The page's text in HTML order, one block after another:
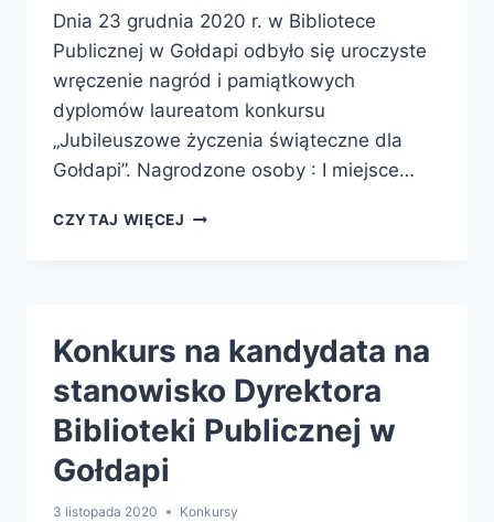
Dnia 23 grudnia 2020 r. w Bibliotece
Publicznej w Gołdapi odbyło się uroczyste
wręczenie nagród i pamiątkowych
dyplomów laureatom konkursu
„Jubileuszowe życzenia świąteczne dla
Gołdapi”. Nagrodzone osoby : I miejsce…
CZYTAJ WIĘCEJ WRĘCZENIE
ŚWIĄTECZNE
DLA
GOŁDAPI”
Konkurs na kandydata na
stanowisko Dyrektora
Biblioteki Publicznej w
Gołdapi
3 listopada 2020 Konkursy